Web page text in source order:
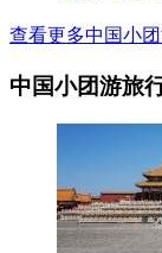
查看更多中国小
中国小团游旅